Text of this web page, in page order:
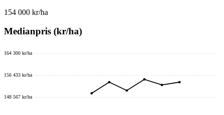
154 000 kr/ha
Medianpris (kr/ha)
148 567 kr/ha
156 433 kr/ha
164 300 kr/ha